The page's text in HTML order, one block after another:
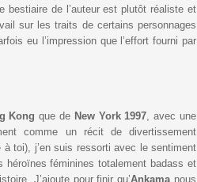
bestiaire de l’auteur est plutôt réaliste et
sur les traits de certains personnages
eu l’impression que l’effort fourni par
Kong que de New York 1997 , avec une
comme un récit de divertissement
à toi), j’en suis ressorti avec le sentiment
héroïnes féminines totalement badass et
J’ajoute pour finir qu’Ankama nous